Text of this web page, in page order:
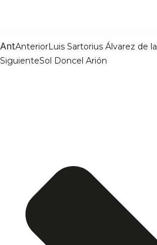
AntAnteriorLuis Sartorius Álvarez de
SiguienteSol Doncel Arión